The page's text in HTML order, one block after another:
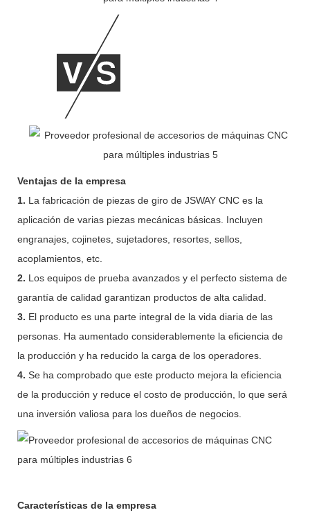
Ventajas de la empresa
1. La fabricación de piezas de giro de JSWAY CNC es la
aplicación de varias piezas mecánicas básicas. Incluyen
engranajes, cojinetes, sujetadores, resortes, sellos,
acoplamientos, etc.
2. Los equipos de prueba avanzados y el perfecto sistema de
garantía de calidad garantizan productos de alta calidad.
3. El producto es una parte integral de la vida diaria de las
personas. Ha aumentado considerablemente la eficiencia de
la producción y ha reducido la carga de los operadores.
4. Se ha comprobado que este producto mejora la eficiencia
de la producción y reduce el costo de producción, lo que será
una inversión valiosa para los dueños de negocios.
Características de la empresa